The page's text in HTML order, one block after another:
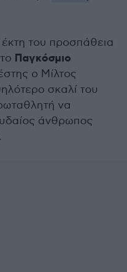
του προσπάθεια
Παγκόσμιο
ο Μίλτος
σκαλί του
να
άνθρωπος